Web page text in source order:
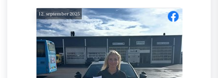
12. september 2025